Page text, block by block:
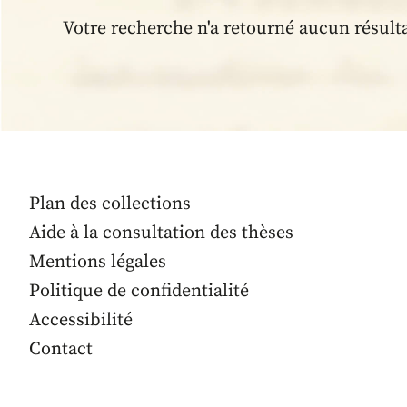
Votre recherche n'a retourné aucun
Plan des collections
Aide à la consultation des thèses
Mentions légales
Politique de confidentialité
Accessibilité
Contact